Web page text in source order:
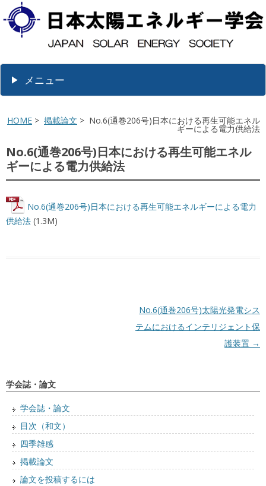
メニュー
HOME > 掲載論文 > No.6(通巻206号)日本における再生可能エネル
ギーによる電力供給法
No.6(通巻206号)日本における再生可能エネル
ギーによる電力供給法
No.6(通巻206号)日本における再生可能エネルギーによる電力
供給法 (1.3M)
No.6(通巻206号)太陽光発電シス
テムにおけるインテリジェント保
護装置 →
学会誌・論文
学会誌・論文
目次（和文）
四季雑感
掲載論文
論文を投稿するには